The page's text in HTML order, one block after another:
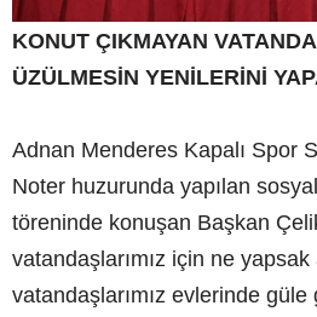
KONUT ÇIKMAYAN
ÜZÜLMESİN YENİLERİNİ
Adnan Menderes Kapalı Spor
Noter huzurunda yapılan
töreninde konuşan Başkan
vatandaşlarımız için ne yapsak
vatandaşlarımız evlerinde